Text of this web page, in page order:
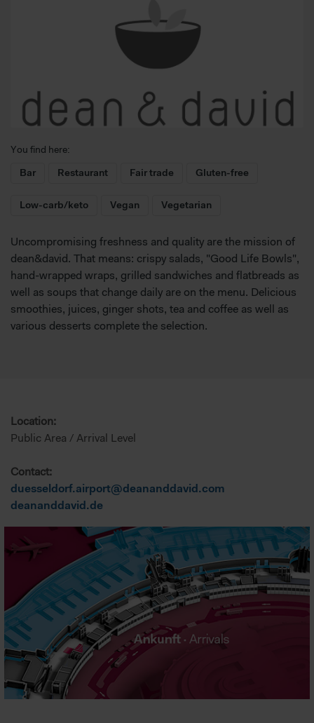
You find here:
Bar
Restaurant Fair trade Gluten-free
Low-carb/keto Vegan Vegetarian
Uncompromising freshness and quality are the mission of
dean&david. That means: crispy salads, "Good Life Bowls",
hand-wrapped wraps, grilled sandwiches and flatbreads as
well as soups that change daily are on the menu. Delicious
smoothies, juices, ginger shots, tea and coffee as well as
various desserts complete the selection.
Location:
Public Area / Arrival Level
Contact:
duesseldorf.airport@deananddavid.com
deananddavid.de